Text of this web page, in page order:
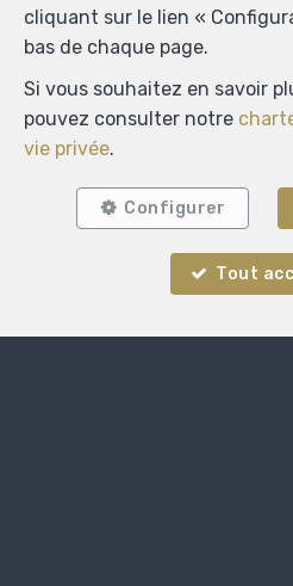
Localiser
cliquant sur le lien «
bas de chaque page.
Si vous souhaitez en savoir
pouvez consulter notre
vie privée.
Configurer
Tout